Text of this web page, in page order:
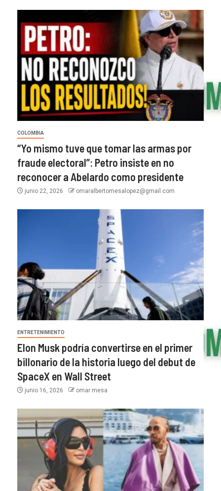
COLOMBIA
“Yo mismo tuve que tomar las armas por
fraude electoral”: Petro insiste en no
reconocer a Abelardo como presidente
junio 22, 2026 omaralbertomesalopez@gmail.com
ENTRETENIMIENTO
Elon Musk podría convertirse en el primer
billonario de la historia luego del debut de
SpaceX en Wall Street
junio 16, 2026 omar mesa